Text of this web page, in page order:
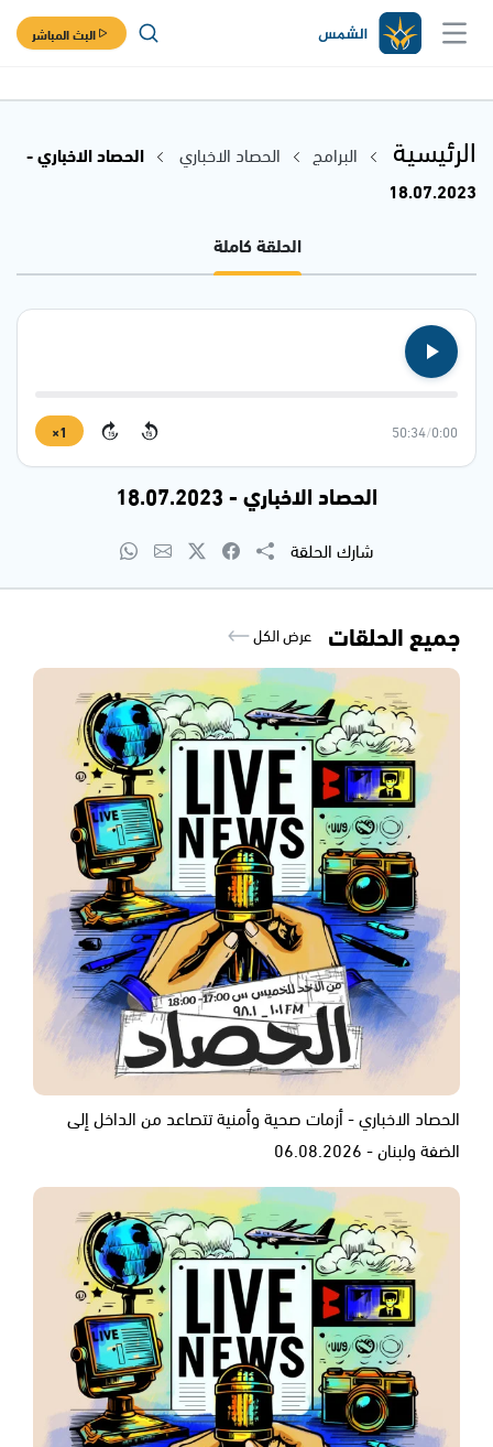
البث المباشر
الرئيسية البرامج الحصاد الاخباري
الحصاد الاخباري -
18.07.2023
الحلقة كاملة
0:00
/
50:34
15
15
1×
الحصاد الاخباري - 18.07.2023
شارك الحلقة
جميع الحلقات عرض الكل
الحصاد الاخباري - أزمات صحية وأمنية تتصاعد من الداخل إلى
الضفة ولبنان - 06.08.2026